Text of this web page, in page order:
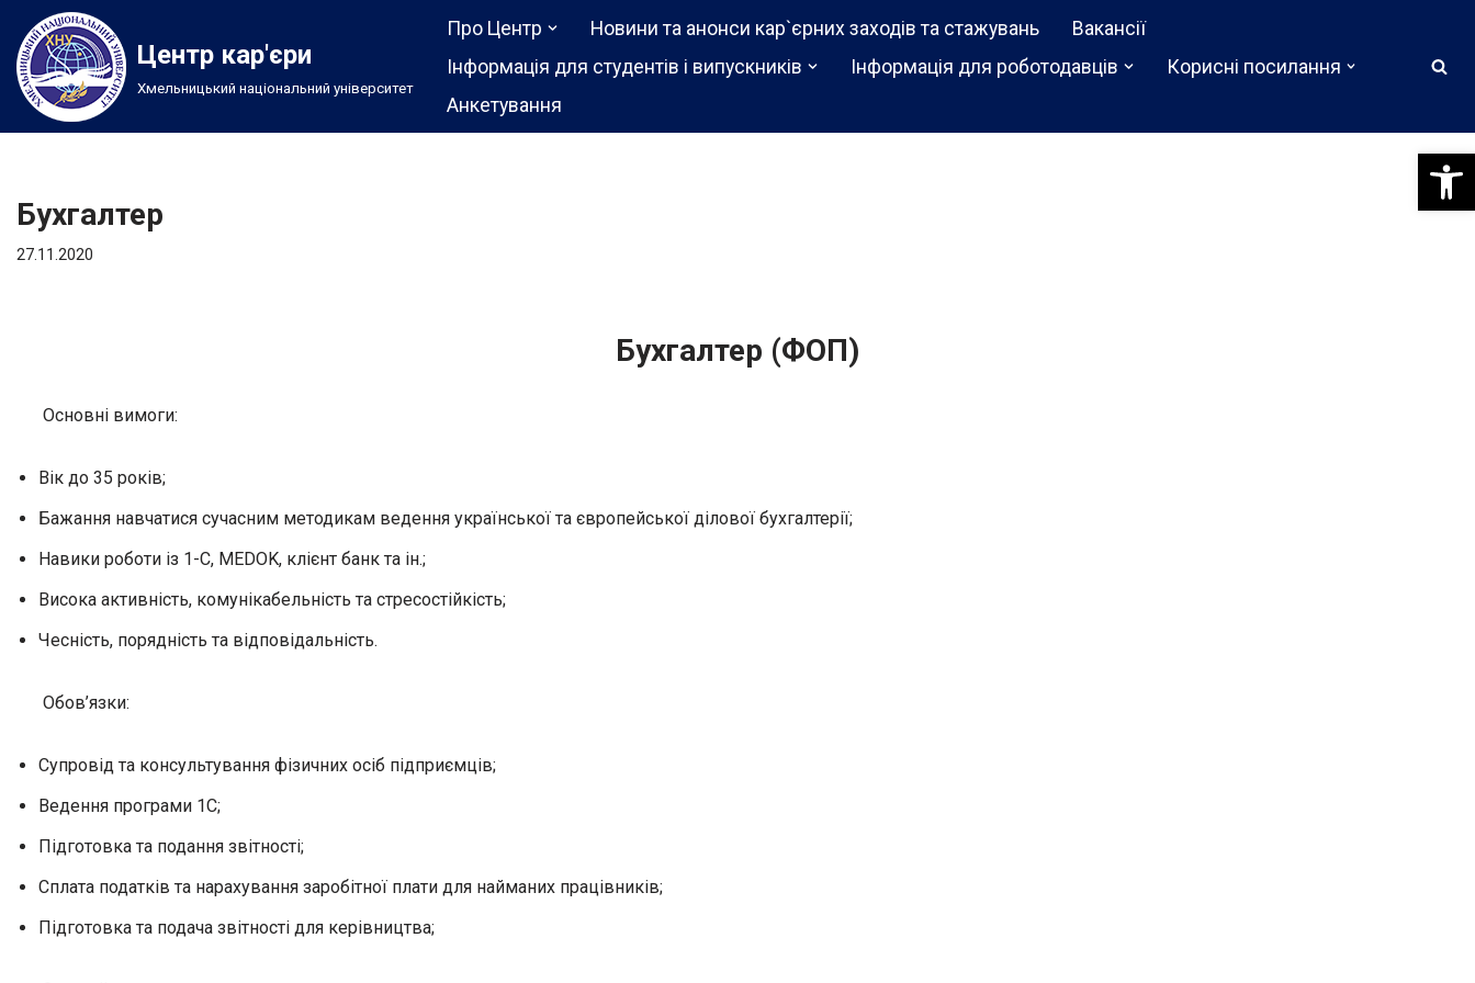
Перейти
до
вмісту
Центр кар'єри
Хмельницький національний університет
Про Центр Новини та анонси кар`єрних заходів та стажувань
Вакансії
Інформація для студентів і випускників
Інформація для роботодавців
Корисні посилання
Анкетування
Бухгалтер
27.11.2020
Бухгалтер (ФОП)
Основні вимоги:
Вік до 35 років;
Бажання навчатися сучасним методикам ведення української та європейської ділової бухгалтерії;
Навики роботи із 1-С, MEDOK, клієнт банк та ін.;
Висока активність, комунікабельність та стресостійкість;
Чесність, порядність та відповідальність.
Обов’язки:
Супровід та консультування фізичних осіб підприємців;
Ведення програми 1С;
Підготовка та подання звітності;
Сплата податків та нарахування заробітної плати для найманих працівників;
Підготовка та подача звітності для керівництва;